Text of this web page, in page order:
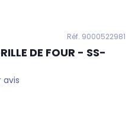
Réf. 9000522981
DE FOUR - SS-
avis